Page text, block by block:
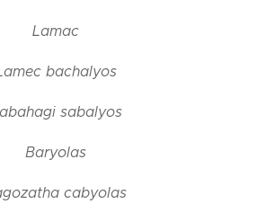
Lamac
bachalyos
sabalyos
Baryolas
cabyolas